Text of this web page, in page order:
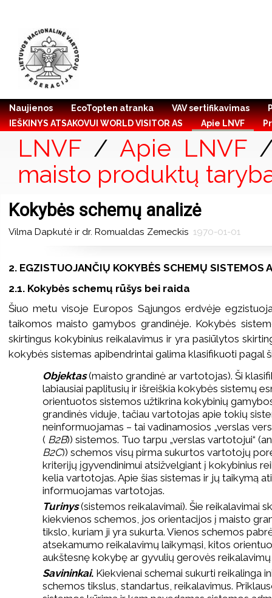
Naujienos EcoTopten atranka VAV sertifikavimas
IEŠKINYS ATSAKOVUI WORLD VISITOR AS
Apie LNVF
LNVF/ Apie LNVF
maisto produktų
Kokybės schemų analizė
Vilma Dapkutė ir dr. Romualdas Zemeckis 1970-01-01
2. EGZISTUOJANČIŲ KOKYBĖS SCHEMŲ SISTEMOS
2.1. Kokybės schemų rūšys bei raida
Šiuo metu visoje Europos Sąjungos erdvėje
taikomos maisto gamybos grandinėje. Kokybės
skirtingus kokybinius reikalavimus ir yra pasiūlytos
kokybės sistemas apibendrintai galima klasifikuoti pagal
Objektas (maisto grandinė ar vartotojas). Ši
labiausiai paplitusių ir išreiškia kokybės sistemų
orientuotos sistemos užtikrina kokybinių
grandinės viduje, tačiau vartotojas apie tokių
neinformuojamas – tai vadinamosios „verslas
( B2B)) sistemos. Tuo tarpu „verslas vartotojui“
B2C)) schemos visų pirma sukurtos vartotojų
kriterijų įgyvendinimui atsižvelgiant į kokybinius
kelia vartotojas. Apie šias sistemas ir jų taikymą
informuojamas vartotojas.
Turinys (sistemos reikalavimai). Šie reikalavimai
kiekvienos schemos, jos orientacijos į maisto
tikslo, kuriam ji yra sukurta. Vienos schemos
atsekamumo reikalavimų laikymąsi, kitos
aukštesnę kokybę ar gyvulių gerovės
Savininkai. Kiekvienai schemai sukurti reikalinga
schemos tikslus, standartus, reikalavimus.